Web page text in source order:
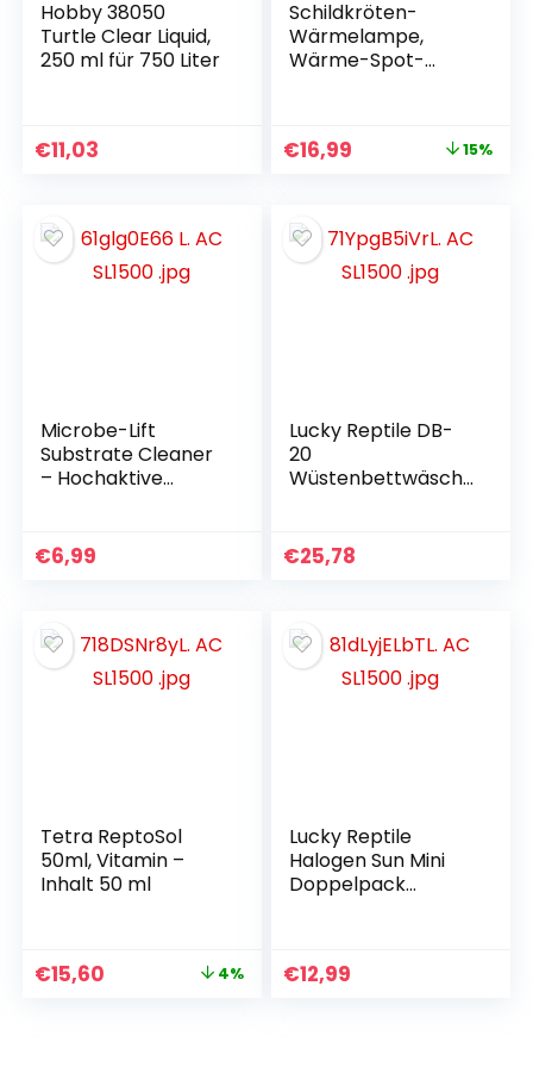
Hobby 38050
Turtle Clear Liquid,
250 ml für 750 Liter
€11,03
Schildkröten-
Wärmelampe,
Wärme-Spot-
Spot-Lampen und
für Schildkröten,
Schlangen,
Eidechsen usw.,
€16,99 15%
Microbe-Lift
Substrate Cleaner
– Hochaktive
Detritus und
Schmutz in
€6,99
Lucky Reptile DB-
20
Wüstenbettwäsch
€25,78
Tetra ReptoSol
50ml, Vitamin –
Inhalt 50 ml
€15,60 4%
Lucky Reptile
Halogen Sun Mini
Doppelpack
€12,99